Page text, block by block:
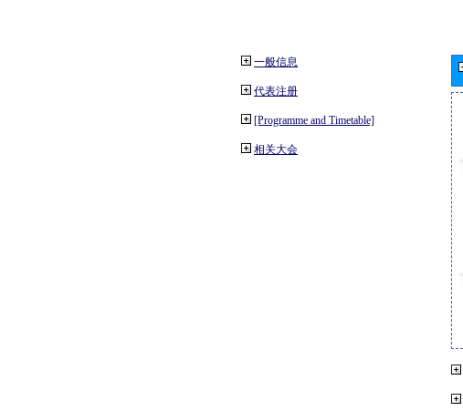
一般信息
代表注册
[Programme and Timetable]
相关大会